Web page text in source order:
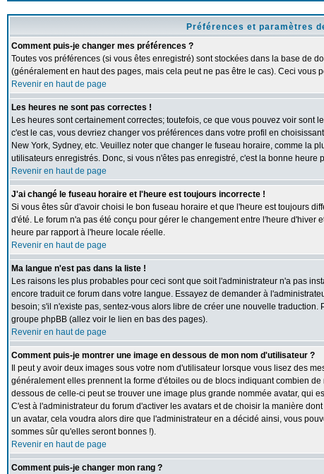
Préférences et paramètres
Comment puis-je changer mes préférences ?
Toutes vos préférences (si vous êtes enregistré) sont stockées dans la base de
(généralement en haut des pages, mais cela peut ne pas être le cas). Ceci vous
Revenir en haut de page
Les heures ne sont pas correctes !
Les heures sont certainement correctes; toutefois, ce que vous pouvez voir sont
c'est le cas, vous devriez changer vos préférences dans votre profil en
New York, Sydney, etc. Veuillez noter que changer le fuseau horaire, comme la
utilisateurs enregistrés. Donc, si vous n'êtes pas enregistré, c'est la bonne heure
Revenir en haut de page
J'ai changé le fuseau horaire et l'heure est toujours incorrecte !
Si vous êtes sûr d'avoir choisi le bon fuseau horaire et que l'heure est toujours
d'été. Le forum n'a pas été conçu pour gérer le changement entre l'heure d'hiver
heure par rapport à l'heure locale réelle.
Revenir en haut de page
Ma langue n'est pas dans la liste !
Les raisons les plus probables pour ceci sont que soit l'administrateur n'a pas
encore traduit ce forum dans votre langue. Essayez de demander à
besoin; s'il n'existe pas, sentez-vous alors libre de créer une nouvelle
groupe phpBB (allez voir le lien en bas des pages).
Revenir en haut de page
Comment puis-je montrer une image en dessous de mon nom d'utilisateur ?
Il peut y avoir deux images sous votre nom d'utilisateur lorsque vous lisez des
généralement elles prennent la forme d'étoiles ou de blocs indiquant combien
dessous de celle-ci peut se trouver une image plus grande nommée avatar, qui
C'est à l'administrateur du forum d'activer les avatars et de choisir la manière
un avatar, cela voudra alors dire que l'administrateur en a décidé ainsi, vous
sommes sûr qu'elles seront bonnes !).
Revenir en haut de page
Comment puis-je changer mon rang ?